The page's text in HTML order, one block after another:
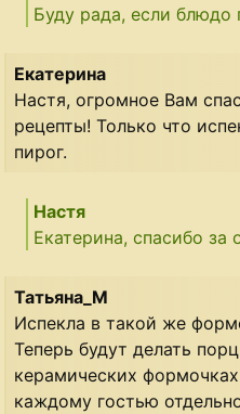
Буду рада, если блюдо
Екатерина
Настя, огромное Вам
рецепты! Только что
пирог.
Настя
Екатерина, спасибо за
Татьяна_М
Испекла в такой же
Теперь будут делать
керамических
каждому гостью